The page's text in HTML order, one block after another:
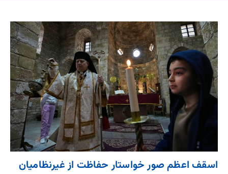
اسقف اعظم صور خواستار حفاظت از غیرنظامیان